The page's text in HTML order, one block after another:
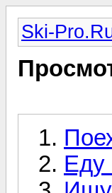
Ski-
Еду